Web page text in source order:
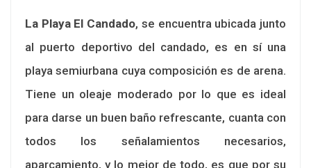
La Playa El Candado, se encuentra ubicada junto
al puerto deportivo del candado, es en sí una
playa semiurbana cuya composición es de arena.
Tiene un oleaje moderado por lo que es ideal
para darse un buen baño refrescante, cuanta con
todos los señalamientos necesarios,
aparcamiento, y lo mejor de todo, es que por su